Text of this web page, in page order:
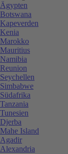
Ägypten
Botswana
Kapeverden
Kenia
Marokko
Mauritius
Namibia
Reunion
Seychellen
Simbabwe
Südafrika
Tanzania
Tunesien
Djerba
Mahe Island
Agadir
Alexandria